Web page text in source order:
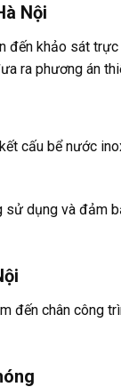
Nội
đến khảo sát
ra phương án
cấu bể nước
dụng và đảm
đến chân công